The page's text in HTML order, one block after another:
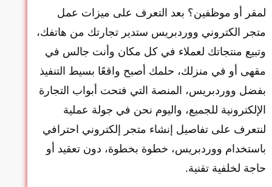
لمقر أو موظفين؟ بعد التعرف على ميزات عمل
متجر الكتروني ووردبريس ستدير تجارتك من هاتفك،
وتبيع منتجاتك لعملاء في كل مكان وأنت جالس في
مقهى أو في منزلك، حلمك أصبح واقعًا بسيط التنفيذ
بفضل ووردبريس، المنصة التي فتحت أبواب التجارة
الإلكترونية للجميع، واليوم نحن في جولة عملية
لنتعرف على تفاصيل إنشاء متجر إلكتروني احترافي
باستخدام ووردبريس، خطوة بخطوة، دون تعقيد أو
حاجة لخلفية تقنية.